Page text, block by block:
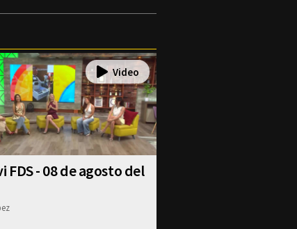
FDS - 08 de agosto del